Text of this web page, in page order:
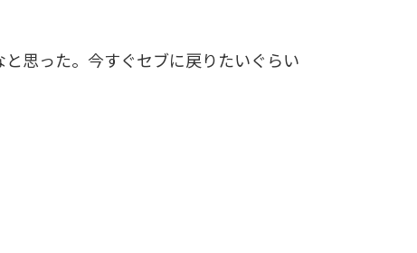
思った。今すぐセブに戻りたいぐらい